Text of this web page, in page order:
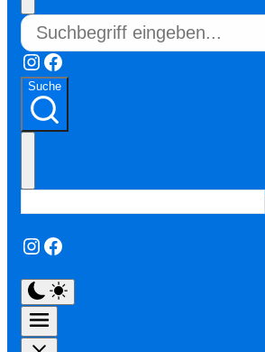
Instagram
Facebook
Suche
Instagram
Facebook